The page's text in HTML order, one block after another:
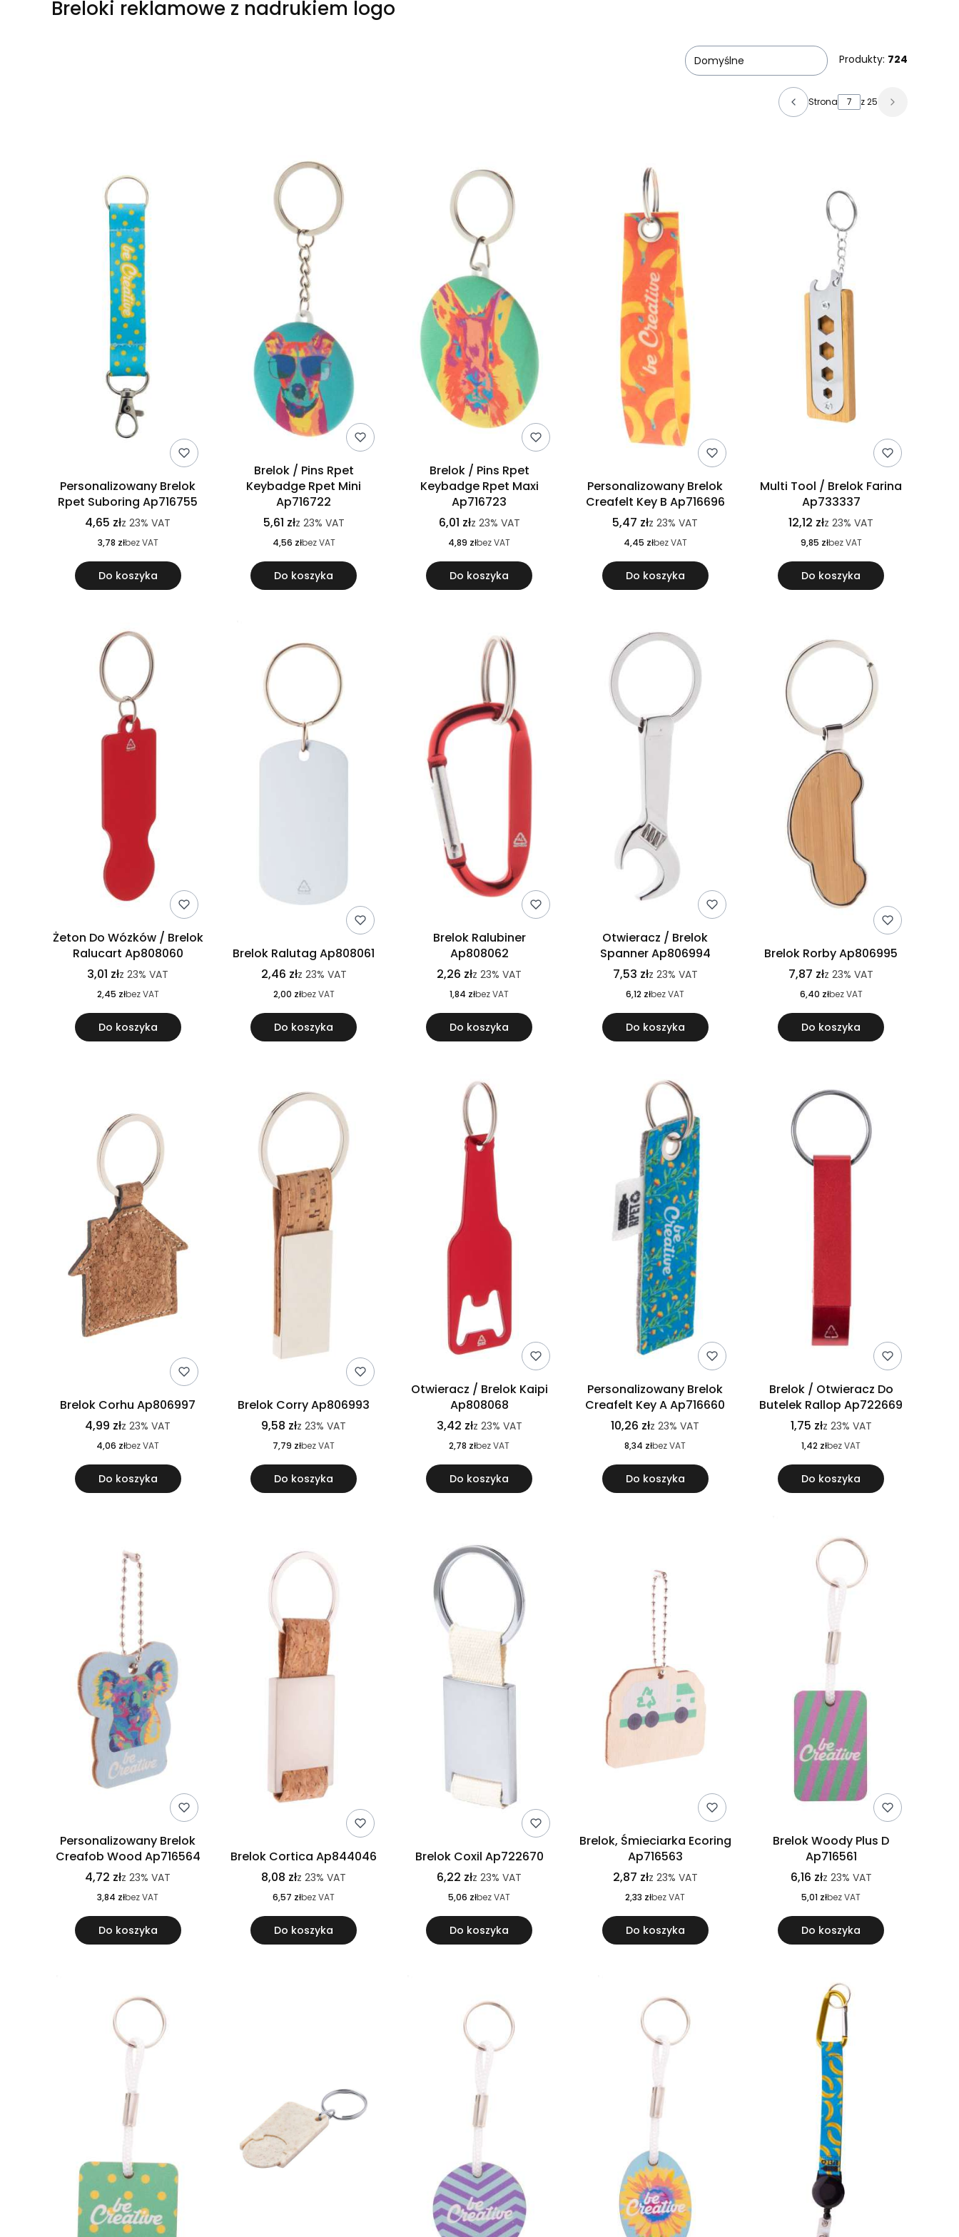
Breloki reklamowe z nadrukiem logo
Domyślne Produkty: 724
Strona z 25
Personalizowany Brelok
Rpet Suboring Ap716755
4,65 złz23% VAT
3,78 złbez VAT
Do koszyka
Brelok / Pins Rpet
Keybadge Rpet Mini
Ap716722
5,61 złz 23% VAT
4,56 złbez VAT
Do koszyka
Brelok / Pins Rpet
Keybadge Rpet Maxi
Ap716723
6,01 złz 23% VAT
4,89 złbez VAT
Do koszyka
Personalizowany Brelok
Creafelt Key B Ap716696
5,47 złz23% VAT
4,45 złbez VAT
Do koszyka
Multi Tool / Brelok Farina
Ap733337
12,12 złz23% VAT
9,85 złbez VAT
Do koszyka
Żeton Do Wózków / Brelok
Ralucart Ap808060
3,01 złz23% VAT
2,45 złbez VAT
Do koszyka
Brelok Ralutag Ap808061
2,46 złz 23% VAT
2,00 złbez VAT
Do koszyka
Brelok Ralubiner
Ap808062
2,26 złz23% VAT
1,84 złbez VAT
Do koszyka
Otwieracz / Brelok
Spanner Ap806994
7,53 złz 23% VAT
6,12 złbez VAT
Do koszyka
Brelok Rorby Ap806995
7,87 złz23% VAT
6,40 złbez VAT
Do koszyka
Brelok Corhu Ap806997
4,99 złz23% VAT
4,06 złbez VAT
Do koszyka
Brelok Corry Ap806993
9,58 złz23% VAT
7,79 złbez VAT
Do koszyka
Otwieracz / Brelok Kaipi
Ap808068
3,42 złz 23% VAT
2,78 złbez VAT
Do koszyka
Personalizowany Brelok
Creafelt Key A Ap716660
10,26 złz23% VAT
8,34 złbez VAT
Do koszyka
Brelok / Otwieracz Do
Butelek Rallop Ap722669
1,75 złz 23% VAT
1,42 złbez VAT
Do koszyka
Personalizowany Brelok
Creafob Wood Ap716564
4,72 złz23% VAT
3,84 złbez VAT
Do koszyka
Brelok Cortica Ap844046
8,08 złz23% VAT
6,57 złbez VAT
Do koszyka
Brelok Coxil Ap722670
6,22 złz23% VAT
5,06 złbez VAT
Do koszyka
Brelok, Śmieciarka Ecoring
Ap716563
2,87 złz 23% VAT
2,33 złbez VAT
Do koszyka
Brelok Woody Plus D
Ap716561
6,16 złz 23% VAT
5,01 złbez VAT
Do koszyka